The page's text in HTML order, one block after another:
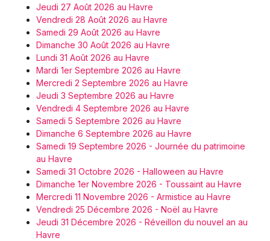
Jeudi 27 Août 2026 au Havre
Vendredi 28 Août 2026 au Havre
Samedi 29 Août 2026 au Havre
Dimanche 30 Août 2026 au Havre
Lundi 31 Août 2026 au Havre
Mardi 1er Septembre 2026 au Havre
Mercredi 2 Septembre 2026 au Havre
Jeudi 3 Septembre 2026 au Havre
Vendredi 4 Septembre 2026 au Havre
Samedi 5 Septembre 2026 au Havre
Dimanche 6 Septembre 2026 au Havre
Samedi 19 Septembre 2026 - Journée du patrimoine
au Havre
Samedi 31 Octobre 2026 - Halloween au Havre
Dimanche 1er Novembre 2026 - Toussaint au Havre
Mercredi 11 Novembre 2026 - Armistice au Havre
Vendredi 25 Décembre 2026 - Noël au Havre
Jeudi 31 Décembre 2026 - Réveillon du nouvel an au
Havre